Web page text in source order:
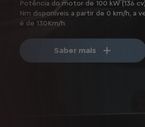
Potência do motor de 100 kW (136
Nm disponíveis a partir de 0 km/h, a
é de 130Km/h.
Saber mais